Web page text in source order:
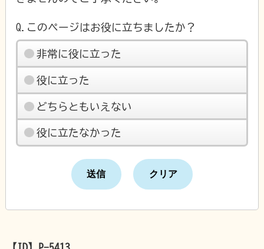
Q.このページはお役に立ちましたか？
非常に役に立った
役に立った
どちらともいえない
役に立たなかった